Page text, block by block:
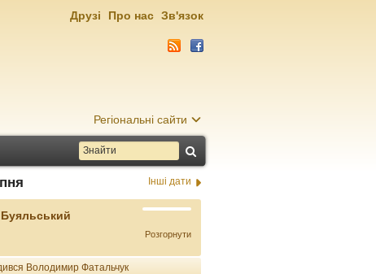
Регіональні сайти
Друзі Про нас Зв'язок
Інші дати
Буяльський
Розгорнути
Володимир Фатальчук